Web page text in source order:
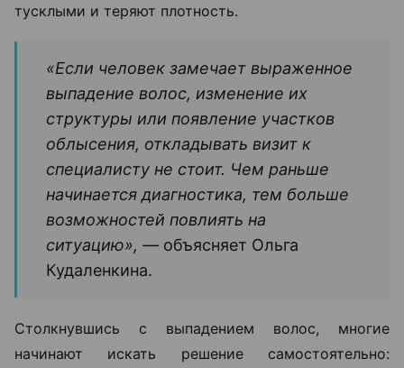
тусклыми и теряют плотность.
«Если человек замечает выраженное
выпадение волос, изменение их
структуры или появление участков
облысения, откладывать визит к
специалисту не стоит. Чем раньше
начинается диагностика, тем больше
возможностей повлиять на
ситуацию», — объясняет Ольга
Кудаленкина.
Столкнувшись с выпадением волос, многие
начинают искать решение самостоятельно: